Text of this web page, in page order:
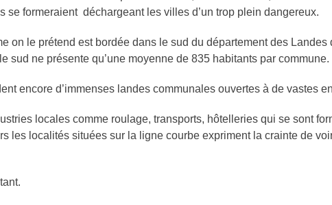
se formeraient déchargeant les villes d’un trop plein dangereux.
on le prétend est bordée dans le sud du département des
sud ne présente qu’une moyenne de 835 habitants par commune.
encore d’immenses landes communales ouvertes à de vastes
locales comme roulage, transports, hôtelleries qui se sont
les localités situées sur la ligne courbe expriment la crainte de